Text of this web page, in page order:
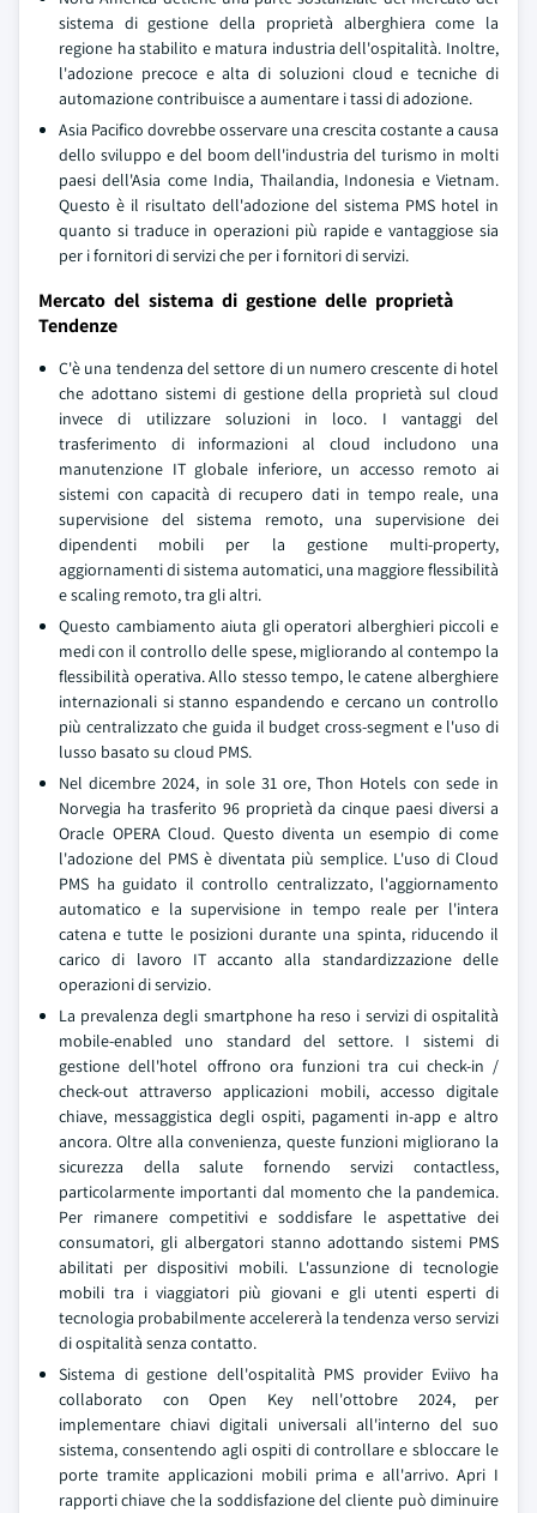
sistema di gestione della proprietà alberghiera come la
regione ha stabilito e matura industria dell'ospitalità. Inoltre,
l'adozione precoce e alta di soluzioni cloud e tecniche di
automazione contribuisce a aumentare i tassi di adozione.
Asia Pacifico dovrebbe osservare una crescita costante a causa
dello sviluppo e del boom dell'industria del turismo in molti
paesi dell'Asia come India, Thailandia, Indonesia e Vietnam.
Questo è il risultato dell'adozione del sistema PMS hotel in
quanto si traduce in operazioni più rapide e vantaggiose sia
per i fornitori di servizi che per i fornitori di servizi.
Mercato del sistema di gestione delle proprietà
Tendenze
C'è una tendenza del settore di un numero crescente di hotel
che adottano sistemi di gestione della proprietà sul cloud
invece di utilizzare soluzioni in loco. I vantaggi del
trasferimento di informazioni al cloud includono una
manutenzione IT globale inferiore, un accesso remoto ai
sistemi con capacità di recupero dati in tempo reale, una
supervisione del sistema remoto, una supervisione dei
dipendenti mobili per la gestione multi-property,
aggiornamenti di sistema automatici, una maggiore flessibilità
e scaling remoto, tra gli altri.
Questo cambiamento aiuta gli operatori alberghieri piccoli e
medi con il controllo delle spese, migliorando al contempo la
flessibilità operativa. Allo stesso tempo, le catene alberghiere
internazionali si stanno espandendo e cercano un controllo
più centralizzato che guida il budget cross-segment e l'uso di
lusso basato su cloud PMS.
Nel dicembre 2024, in sole 31 ore, Thon Hotels con sede in
Norvegia ha trasferito 96 proprietà da cinque paesi diversi a
Oracle OPERA Cloud. Questo diventa un esempio di come
l'adozione del PMS è diventata più semplice. L'uso di Cloud
PMS ha guidato il controllo centralizzato, l'aggiornamento
automatico e la supervisione in tempo reale per l'intera
catena e tutte le posizioni durante una spinta, riducendo il
carico di lavoro IT accanto alla standardizzazione delle
operazioni di servizio.
La prevalenza degli smartphone ha reso i servizi di ospitalità
mobile-enabled uno standard del settore. I sistemi di
gestione dell'hotel offrono ora funzioni tra cui check-in /
check-out attraverso applicazioni mobili, accesso digitale
chiave, messaggistica degli ospiti, pagamenti in-app e altro
ancora. Oltre alla convenienza, queste funzioni migliorano la
sicurezza della salute fornendo servizi contactless,
particolarmente importanti dal momento che la pandemica.
Per rimanere competitivi e soddisfare le aspettative dei
consumatori, gli albergatori stanno adottando sistemi PMS
abilitati per dispositivi mobili. L'assunzione di tecnologie
mobili tra i viaggiatori più giovani e gli utenti esperti di
tecnologia probabilmente accelererà la tendenza verso servizi
di ospitalità senza contatto.
Sistema di gestione dell'ospitalità PMS provider Eviivo ha
collaborato con Open Key nell'ottobre 2024, per
implementare chiavi digitali universali all'interno del suo
sistema, consentendo agli ospiti di controllare e sbloccare le
porte tramite applicazioni mobili prima e all'arrivo. Apri I
rapporti chiave che la soddisfazione del cliente può diminuire